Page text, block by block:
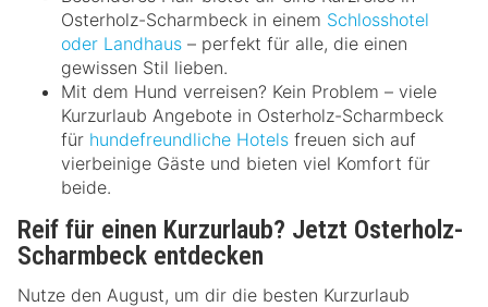
Osterholz-Scharmbeck in einem Schlosshotel
oder Landhaus – perfekt für alle, die einen
gewissen Stil lieben.
Mit dem Hund verreisen? Kein Problem – viele
Kurzurlaub Angebote in Osterholz-Scharmbeck
für hundefreundliche Hotels freuen sich auf
vierbeinige Gäste und bieten viel Komfort für
beide.
Reif für einen Kurzurlaub? Jetzt Osterholz-
Scharmbeck entdecken
Nutze den August, um dir die besten Kurzurlaub